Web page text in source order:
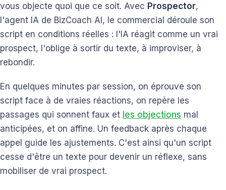
vous objecte quoi que ce soit. Avec Prospector,
l'agent IA de BizCoach AI, le commercial déroule son
script en conditions réelles : l'IA réagit comme un vrai
prospect, l'oblige à sortir du texte, à improviser, à
rebondir.
En quelques minutes par session, on éprouve son
script face à de vraies réactions, on repère les
passages qui sonnent faux et les objections mal
anticipées, et on affine. Un feedback après chaque
appel guide les ajustements. C'est ainsi qu'un script
cesse d'être un texte pour devenir un réflexe, sans
mobiliser de vrai prospect.